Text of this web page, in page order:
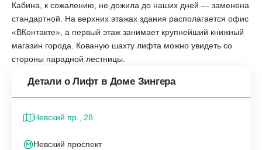
Кабина, к сожалению, не дожила до наших дней — заменена
стандартной. На верхних этажах здания располагается офис
«ВКонтакте», а первый этаж занимает крупнейший книжный
магазин города. Кованую шахту лифта можно увидеть со
стороны парадной лестницы.
Детали о Лифт в Доме Зингера
Невский пр., 28
Невский проспект